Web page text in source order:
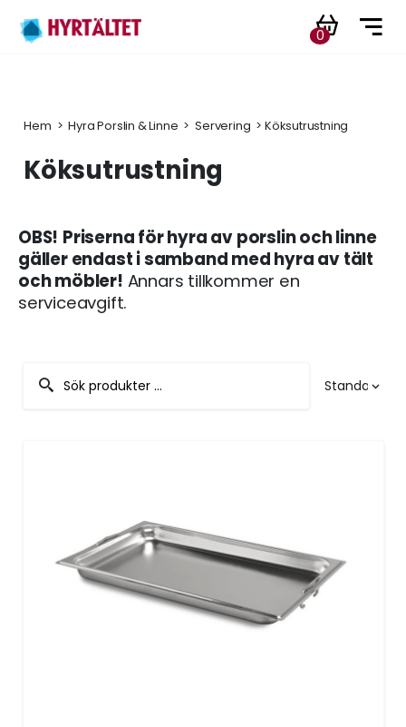
0
Hem > Hyra Porslin & Linne > Servering > Köksutrustning
Köksutrustning
OBS! Priserna för hyra av porslin och linne
gäller endast i samband med hyra av tält
och möbler! Annars tillkommer en
serviceavgift.